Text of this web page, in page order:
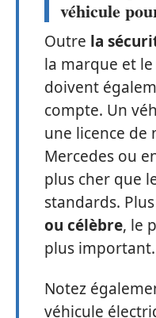
véhicule
Outre la
la marque et
doivent
compte. Un
une licence de
Mercedes ou
plus cher que
standards. Plus
ou célèbre, le
plus important.
Notez
véhicule